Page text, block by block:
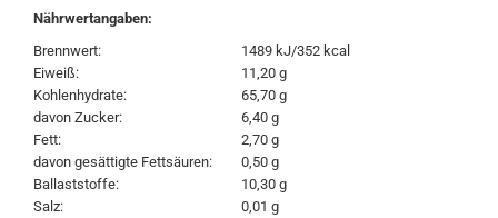
Nährwertangaben:
Brennwert:
1489 kJ/352 kcal
Eiweiß:
11,20 g
Kohlenhydrate:
65,70 g
davon Zucker:
6,40 g
Fett:
2,70 g
davon gesättigte Fettsäuren:
0,50 g
Ballaststoffe:
10,30 g
Salz:
0,01 g